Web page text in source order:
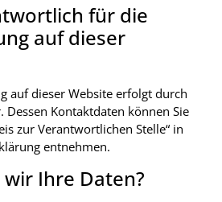
für die
auf dieser
auf dieser Website erfolgt durch
Dessen Kontaktdaten können Sie
zur Verantwortlichen Stelle“ in
entnehmen.
Ihre Daten?